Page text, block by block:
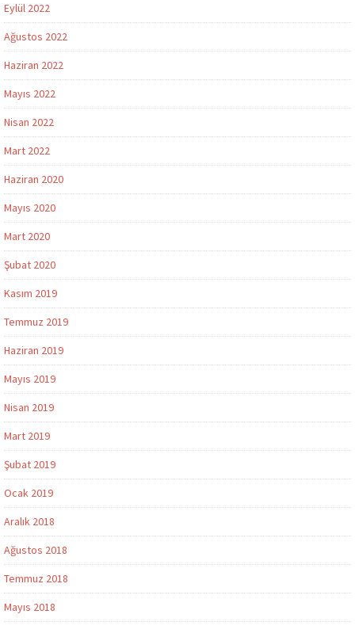
Eylül 2022
Ağustos 2022
Haziran 2022
Mayıs 2022
Nisan 2022
Mart 2022
Haziran 2020
Mayıs 2020
Mart 2020
Şubat 2020
Kasım 2019
Temmuz 2019
Haziran 2019
Mayıs 2019
Nisan 2019
Mart 2019
Şubat 2019
Ocak 2019
Aralık 2018
Ağustos 2018
Temmuz 2018
Mayıs 2018